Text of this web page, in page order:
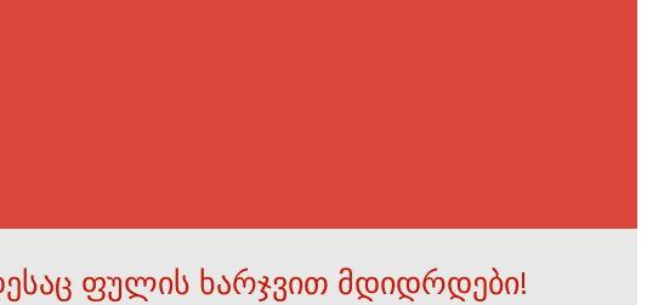
ფულის ხარჯვით მდიდრდები!